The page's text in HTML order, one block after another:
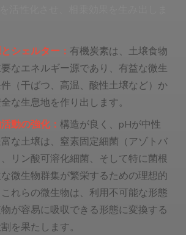
シェルター： 有機炭素は、土壌食物
なエネルギー源であり、有益な微生
（干ばつ、高温、酸性土壌など）か
な生息地を作り出します。
動の強化： 構造が良く、pHが中性
な土壌は、窒素固定細菌（アゾトバ
リン酸可溶化細菌、そして特に菌根
微生物群集が繁栄するための理想的
れらの微生物は、利用不可能な形態
が容易に吸収できる形態に変換する
を果たします。